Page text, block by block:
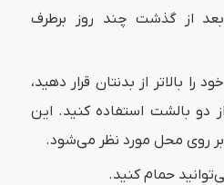
از گذشت چند روز برطرف
را بالاتر از بدنتان قرار دهید،
دو بالشت استفاده کنید. این
روی محل مورد نظر می‌شود.